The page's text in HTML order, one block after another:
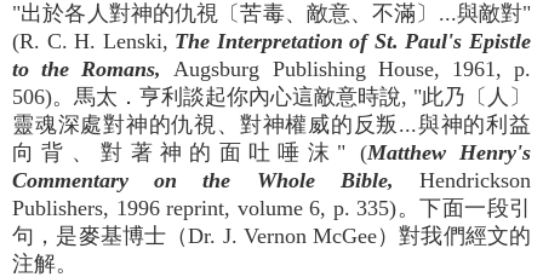
"出於各人對神的仇視〔苦毒、敵意、不滿〕...與敵對"
(R. C. H. Lenski, The Interpretation of St. Paul's Epistle
to the Romans,Augsburg Publishing House, 1961, p.
506)。馬太．亨利談起你內心這敵意時說, "此乃〔人〕
靈魂深處對神的仇視、對神權威的反叛...與神的利益
向背、對著神的面吐唾沫" (Matthew Henry's
Commentary on the Whole Bible, Hendrickson
Publishers, 1996 reprint, volume 6, p. 335)。下面一段引
句，是麥基博士（Dr. J. Vernon McGee）對我們經文的
注解。